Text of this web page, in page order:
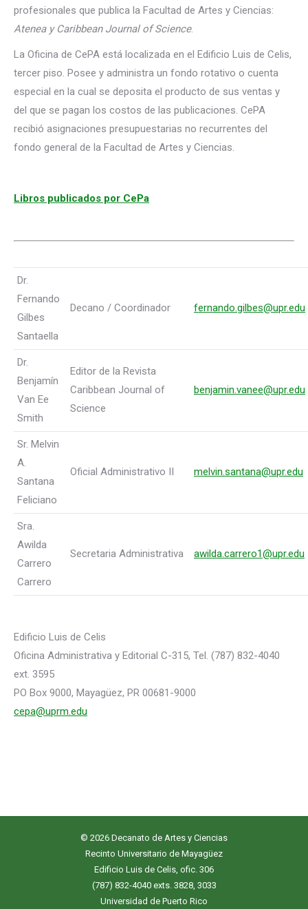
profesionales que publica la Facultad de Artes y Ciencias:
Atenea y Caribbean Journal of Science.
La Oficina de CePA está localizada en el Edificio Luis de Celis,
tercer piso. Posee y administra un fondo rotativo o cuenta
especial en la cual se deposita el producto de sus ventas y
del que se pagan los costos de las publicaciones. CePA
recibió asignaciones presupuestarias no recurrentes del
fondo general de la Facultad de Artes y Ciencias.
Libros publicados por CePa
Dr.
Fernando
Gilbes
Santaella
Decano / Coordinador fernando.gilbes@upr.edu
Dr.
Benjamín
Van Ee
Smith
Editor de la Revista
Caribbean Journal of
Science
benjamin.vanee@upr.edu
Sr. Melvin
A.
Santana
Feliciano
Oficial Administrativo II melvin.santana@upr.edu
Sra.
Awilda
Carrero
Carrero
Secretaria Administrativa awilda.carrero1@upr.edu
Edificio Luis de Celis
Oficina Administrativa y Editorial C-315, Tel. (787) 832-4040
ext. 3595
PO Box 9000, Mayagüez, PR 00681-9000
cepa@uprm.edu
© 2026 Decanato de Artes y Ciencias
Recinto Universitario de Mayagüez
Edificio Luis de Celis, ofic. 306
(787) 832-4040 exts. 3828, 3033
Universidad de Puerto Rico